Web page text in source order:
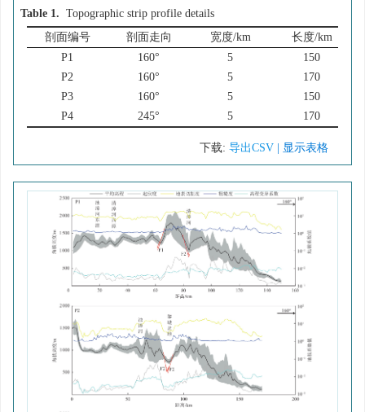
Table 1. Topographic strip profile details
剖面编号
剖面走向 宽度/km
长度/km
P1
160° 5
150
P2
160° 5
170
P3
160° 5
150
P4
245° 5 170
下载: 导出CSV | 显示表格